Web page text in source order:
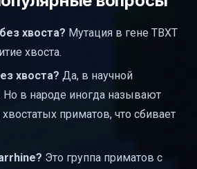
хвоста? Мутация в гене TBXT
хвоста.
хвоста? Да, в научной
Но в народе иногда называют
приматов, что сбивает
Это группа приматов с